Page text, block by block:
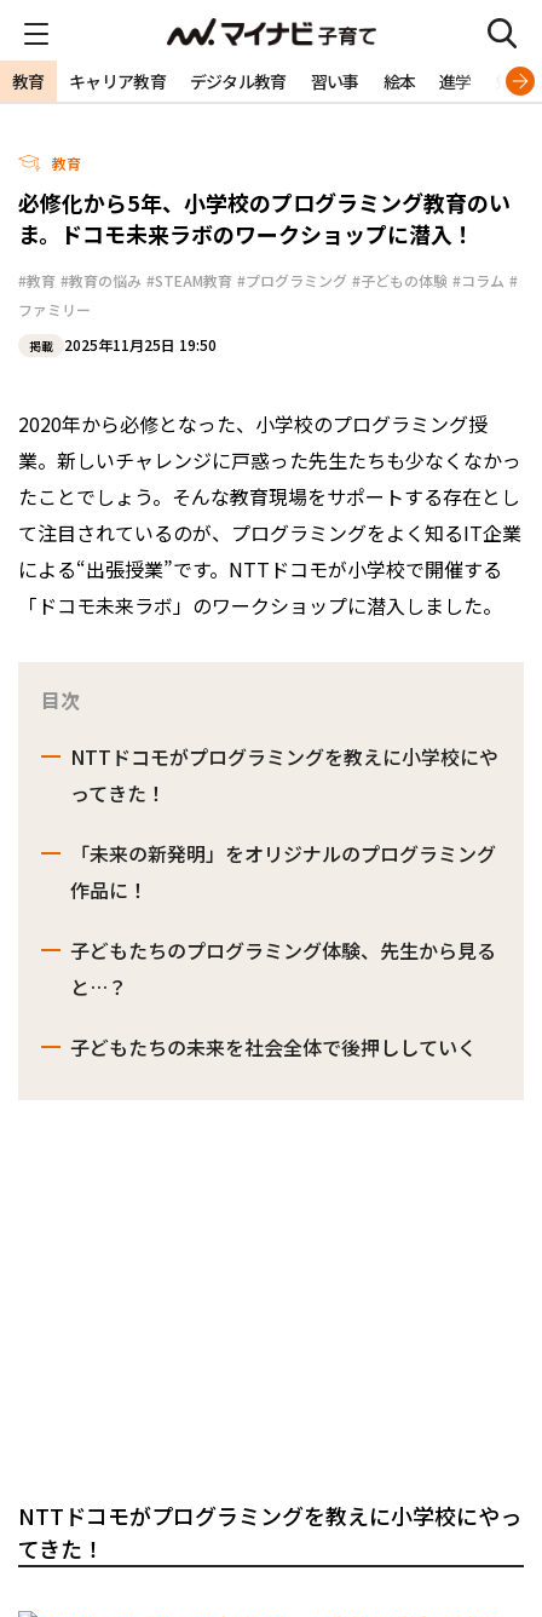
教育 キャリア教育 デジタル教育 習い事 絵本 進学 勉強
教育
必修化から5年、小学校のプログラミング教育のい
ま。ドコモ未来ラボのワークショップに潜入！
#教育 #教育の悩み #STEAM教育 #プログラミング #子どもの体験 #コラム #
ファミリー
掲載 2025年11月25日 19:50
2020年から必修となった、小学校のプログラミング授
業。新しいチャレンジに戸惑った先生たちも少なくなかっ
たことでしょう。そんな教育現場をサポートする存在とし
て注目されているのが、プログラミングをよく知るIT企業
による“出張授業”です。NTTドコモが小学校で開催する
「ドコモ未来ラボ」のワークショップに潜入しました。
目次
NTTドコモがプログラミングを教えに小学校にや
ってきた！
「未来の新発明」をオリジナルのプログラミング
作品に！
子どもたちのプログラミング体験、先生から見る
と…？
子どもたちの未来を社会全体で後押ししていく
NTTドコモがプログラミングを教えに小学校にやっ
てきた！